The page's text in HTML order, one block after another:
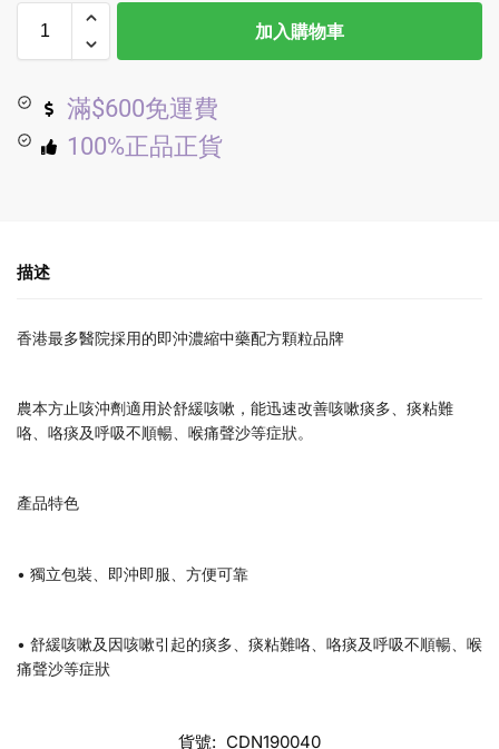
加入購物車
滿$600免運費
100%正品正貨
描述
香港最多醫院採用的即沖濃縮中藥配方顆粒品牌
農本方止咳沖劑適用於舒緩咳嗽，能迅速改善咳嗽痰多、痰粘難
咯、咯痰及呼吸不順暢、喉痛聲沙等症狀。
產品特色
• 獨立包裝、即沖即服、方便可靠
• 舒緩咳嗽及因咳嗽引起的痰多、痰粘難咯、咯痰及呼吸不順暢、喉
痛聲沙等症狀
貨號: CDN190040